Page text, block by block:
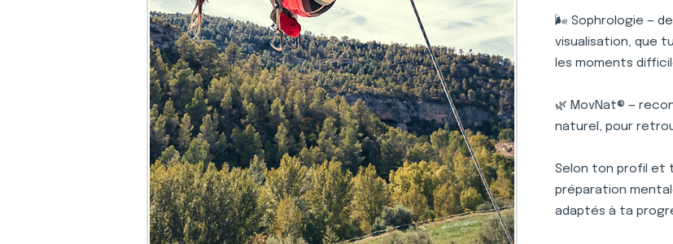
🌬️ Sophrologie —
visualisation, que
les moments
🌿 MovNat® —
naturel, pour
Selon ton profil et
préparation
adaptés à ta